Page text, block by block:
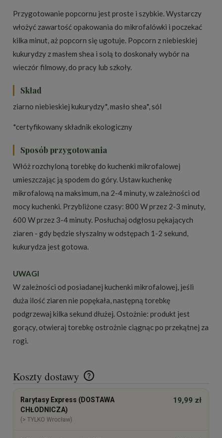
Przygotowanie popcornu jest proste i szybkie. Wystarczy
włożyć zawartość opakowania do mikrofalówki i poczekać
kilka minut, aż popcorn się ugotuje. Popcorn z niebieskiej
kukurydzy z masłem shea i solą to doskonały wybór na
wieczór filmowy, do pracy lub szkoły.
Skład
ziarno niebieskiej kukurydzy*, masło shea*, sól
*certyfikowany składnik ekologiczny
Sposób przygotowania
Włóż rozchyloną torebkę do kuchenki mikrofalowej
umieszczając ją spodem do góry. Ustaw kuchenkę
mikrofalową na maksimum, na 2-4 minuty, w zależności od
mocy kuchenki. Przybliżone czasy: 800 W przez 2-3 minuty,
600 W przez 3-4 minuty. Posłuchaj odgłosu pękających
ziaren - gdy będzie słyszalny w odstępach 1-2 sekund,
kukurydza jest gotowa.
UWAGI
W zależności od posiadanej kuchenki mikrofalowej, jeśli
duża ilość ziaren nie popękała, następną torebkę
podgrzewaj kilka sekund dłużej. Ostożnie: produkt jest
gorący, otwieraj torebkę ostrożnie ciągnąc po przekątnej za
rogi.
Koszty dostawy
Cena nie zawiera ewentualnych kosztów płatności
Rarytasy Express (DOSTAWA
CHŁODNICZA)
(> TYLKO Wrocław)
19,99 zł